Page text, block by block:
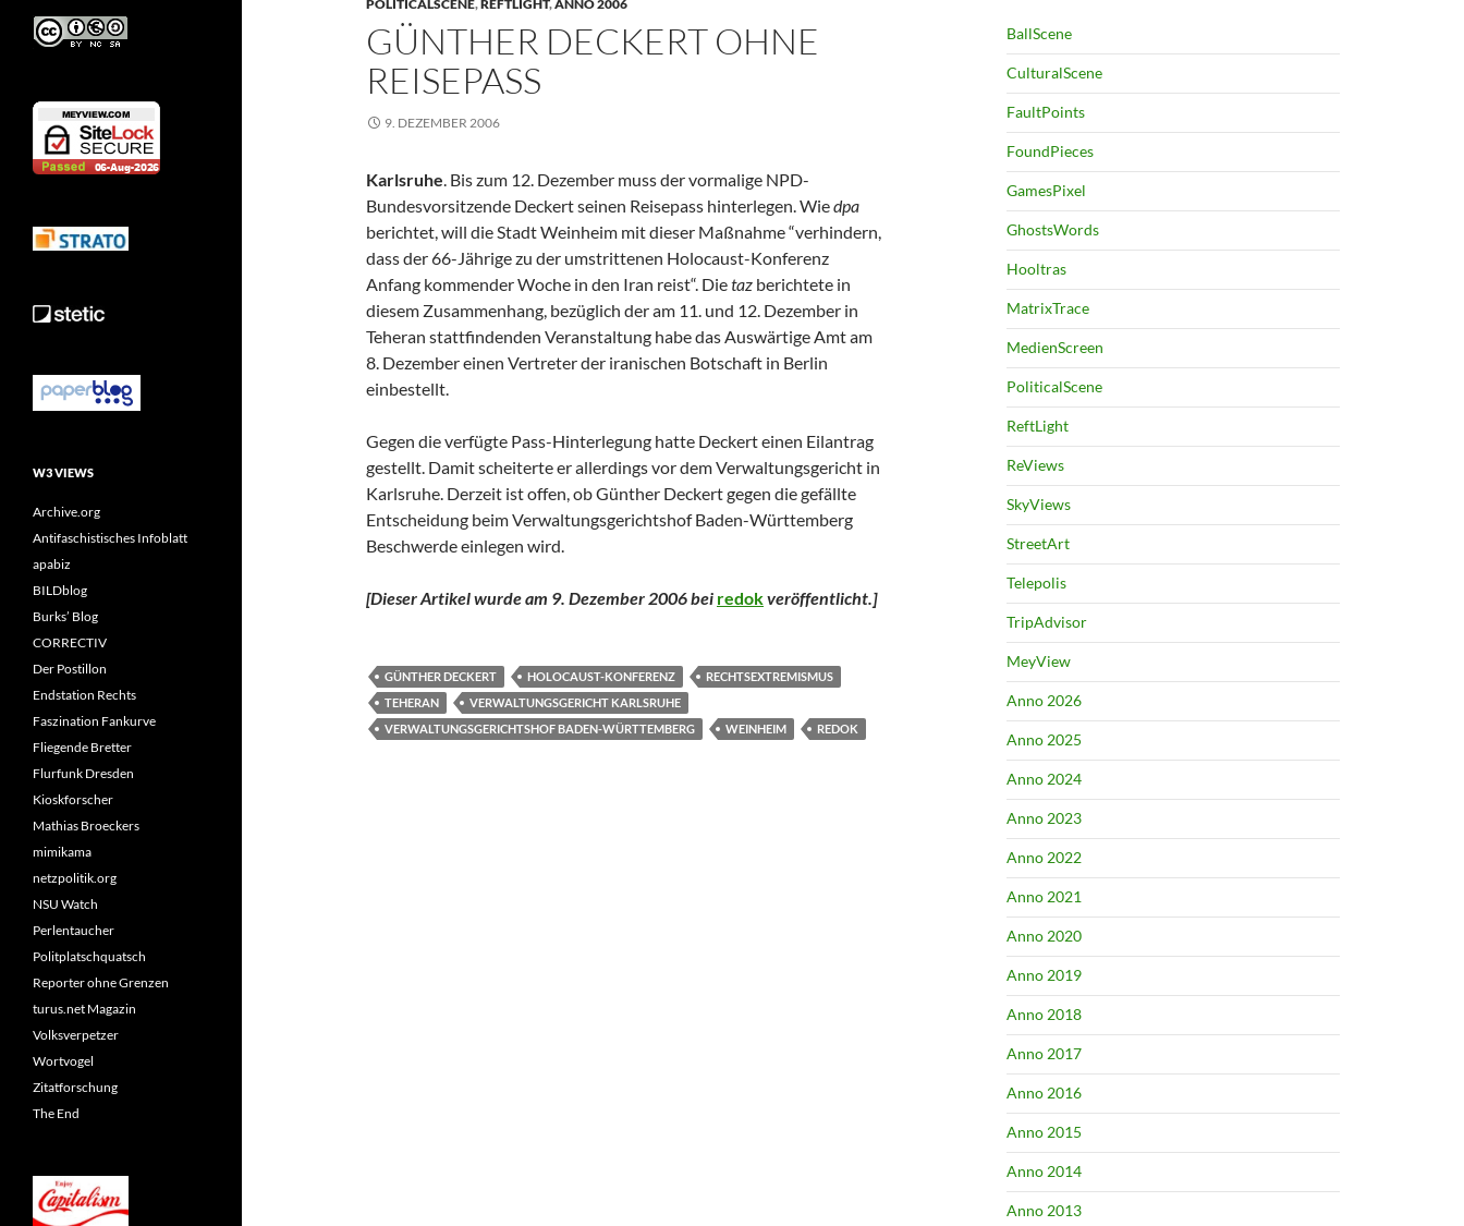
POLITICALSCENE,REFTLIGHT,ANNO 2006
GÜNTHER DECKERT OHNE
REISEPASS
9. DEZEMBER 2006
Karlsruhe. Bis zum 12. Dezember muss der vormalige NPD-
Bundesvorsitzende Deckert seinen Reisepass hinterlegen. Wiedpa
berichtet, will die Stadt Weinheim mit dieser Maßnahme “verhindern,
dass der 66-Jährige zu der umstrittenen Holocaust-Konferenz
Anfang kommender Woche in den Iran reist“. Dietaz berichtete in
diesem Zusammenhang, bezüglich der am 11. und 12. Dezember in
Teheran stattfindenden Veranstaltung habe das Auswärtige Amt am
8. Dezember einen Vertreter der iranischen Botschaft in Berlin
einbestellt.
Gegen die verfügte Pass-Hinterlegung hatte Deckert einen Eilantrag
gestellt. Damit scheiterte er allerdings vor dem Verwaltungsgericht in
Karlsruhe. Derzeit ist offen, ob Günther Deckert gegen die gefällte
Entscheidung beim Verwaltungsgerichtshof Baden-Württemberg
Beschwerde einlegen wird.
[Dieser Artikel wurde am 9. Dezember 2006 bei redokveröffentlicht.]
GÜNTHER DECKERT HOLOCAUST-KONFERENZ
RECHTSEXTREMISMUS
TEHERAN
VERWALTUNGSGERICHT KARLSRUHE
VERWALTUNGSGERICHTSHOF BADEN-WÜRTTEMBERG
WEINHEIM REDOK
BallScene
CulturalScene
FaultPoints
FoundPieces
GamesPixel
GhostsWords
Hooltras
MatrixTrace
MedienScreen
PoliticalScene
ReftLight
ReViews
SkyViews
StreetArt
Telepolis
TripAdvisor
MeyView
Anno 2026
Anno 2025
Anno 2024
Anno 2023
Anno 2022
Anno 2021
Anno 2020
Anno 2019
Anno 2018
Anno 2017
Anno 2016
Anno 2015
Anno 2014
Anno 2013
W3 VIEWS
Archive.org
Antifaschistisches Infoblatt
apabiz
BILDblog
Burks’ Blog
CORRECTIV
Der Postillon
Endstation Rechts
Faszination Fankurve
Fliegende Bretter
Flurfunk Dresden
Kioskforscher
Mathias Broeckers
mimikama
netzpolitik.org
NSU Watch
Perlentaucher
Politplatschquatsch
Reporter ohne Grenzen
turus.net Magazin
Volksverpetzer
Wortvogel
Zitatforschung
The End